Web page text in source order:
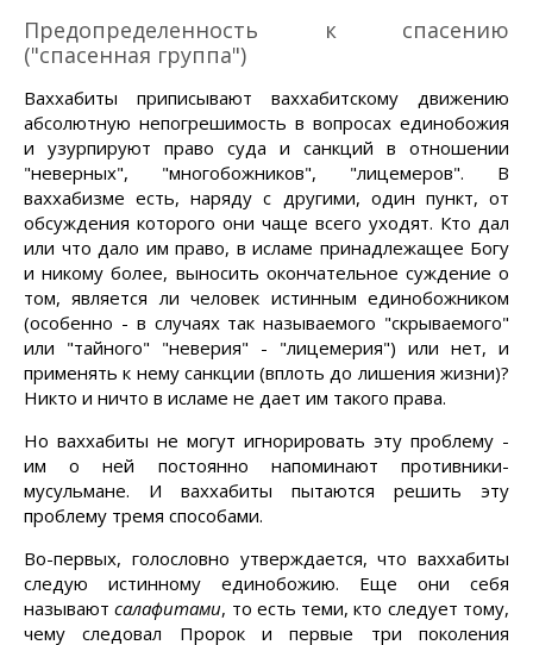
Предопределенность к спасению
("спасенная группа")
Ваххабиты приписывают ваххабитскому движению
абсолютную непогрешимость в вопросах единобожия
и узурпируют право суда и санкций в отношении
"неверных", "многобожников", "лицемеров". В
ваххабизме есть, наряду с другими, один пункт, от
обсуждения которого они чаще всего уходят. Кто дал
или что дало им право, в исламе принадлежащее Богу
и никому более, выносить окончательное суждение о
том, является ли человек истинным единобожником
(особенно - в случаях так называемого "скрываемого"
или "тайного" "неверия" - "лицемерия") или нет, и
применять к нему санкции (вплоть до лишения жизни)?
Никто и ничто в исламе не дает им такого права.
Но ваххабиты не могут игнорировать эту проблему -
им о ней постоянно напоминают противники-
мусульмане. И ваххабиты пытаются решить эту
проблему тремя способами.
Во-первых, голословно утверждается, что ваххабиты
следую истинному единобожию. Еще они себя
называютсалафитами, то есть теми, кто следует тому,
чему следовал Пророк и первые три поколения